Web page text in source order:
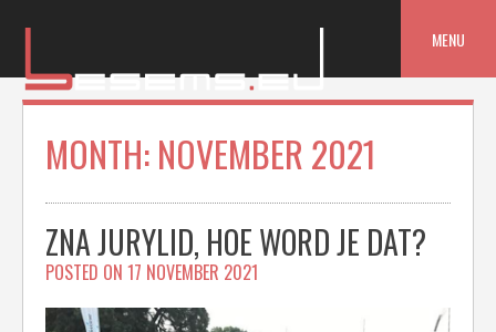
MENU
MONTH:NOVEMBER 2021
ZNA JURYLID, HOE WORD JE DAT?
POSTED ON 17 NOVEMBER 2021